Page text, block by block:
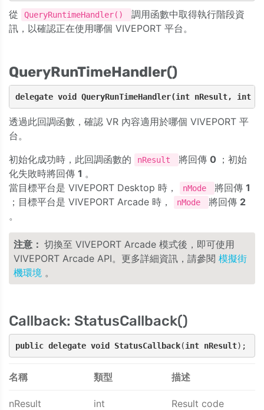
從 QueryRuntimeHandler()
調用函數中取得執行階段資
訊，以確認正在使用哪個 VIVEPORT 平台。
QueryRunTimeHandler()
delegate void QueryRunTimeHandler(int nResult, int
透過此回調函數，確認 VR 內容適用於哪個 VIVEPORT 平
台。
初始化成功時，此回調函數的
nResult 將回傳 0 ；初始
化失敗時將回傳 1 。
當目標平台是 VIVEPORT Desktop 時，
nMode 將回傳 1
；目標平台是 VIVEPORT Arcade 時，
nMode 將回傳 2
。
注意： 切換至 VIVEPORT Arcade 模式後，即可使用
VIVEPORT Arcade API。更多詳細資訊，請參閱 模擬街
機環境 。
Callback: StatusCallback()
public delegate void StatusCallback(int nResult);
名稱 類型 描述
nResult int Result code